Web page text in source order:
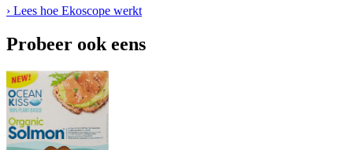
› Lees hoe Ekoscope werkt
Probeer ook eens